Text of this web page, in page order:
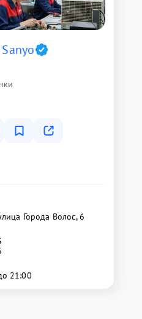
Города Волос, 6
21:00